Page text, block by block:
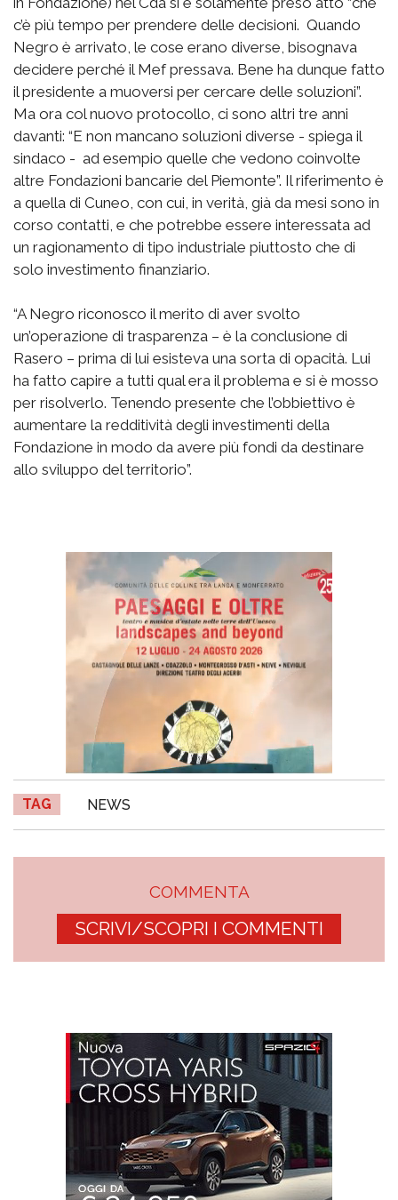
c’è più tempo per prendere delle decisioni. Quando
Negro è arrivato, le cose erano diverse, bisognava
decidere perché il Mef pressava. Bene ha dunque fatto
il presidente a muoversi per cercare delle soluzioni”.
Ma ora col nuovo protocollo, ci sono altri tre anni
davanti: “E non mancano soluzioni diverse - spiega il
sindaco - ad esempio quelle che vedono coinvolte
altre Fondazioni bancarie del Piemonte”. Il riferimento è
a quella di Cuneo, con cui, in verità, già da mesi sono in
corso contatti, e che potrebbe essere interessata ad
un ragionamento di tipo industriale piuttosto che di
solo investimento finanziario.
“A Negro riconosco il merito di aver svolto
un’operazione di trasparenza – è la conclusione di
Rasero – prima di lui esisteva una sorta di opacità. Lui
ha fatto capire a tutti qual era il problema e si è mosso
per risolverlo. Tenendo presente che l’obbiettivo è
aumentare la redditività degli investimenti della
Fondazione in modo da avere più fondi da destinare
allo sviluppo del territorio”.
TAG NEWS
COMMENTA
SCRIVI/SCOPRI I COMMENTI